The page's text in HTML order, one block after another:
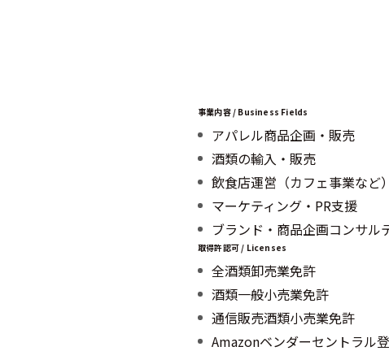
事業内容 / Business Fields
アパレル商品企画・販売
酒類の輸入・販売
飲食店運営（カフェ事業など）
マーケティング・PR支援
ブランド・商品企画コンサル
取得許認可 / Licenses
全酒類卸売業免許
酒類一般小売業免許
通信販売酒類小売業免許
Amazonベンダーセントラル